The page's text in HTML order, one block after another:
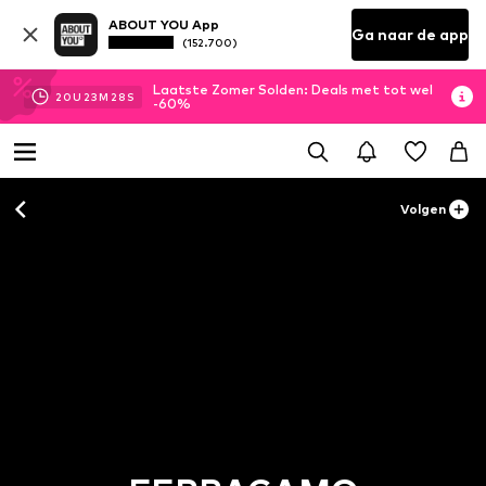
ABOUT YOU App
(152.700) Ga naar de app
20U 23M 27 S
Laatste Zomer Solden: Deals met tot wel
-60%
Volgen